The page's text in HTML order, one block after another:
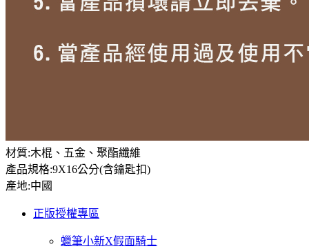
材質:木棍、五金、聚酯纖維
產品規格:9X16公分(含鑰匙扣)
產地:中國
正版授權專區
蠟筆小新X假面騎士